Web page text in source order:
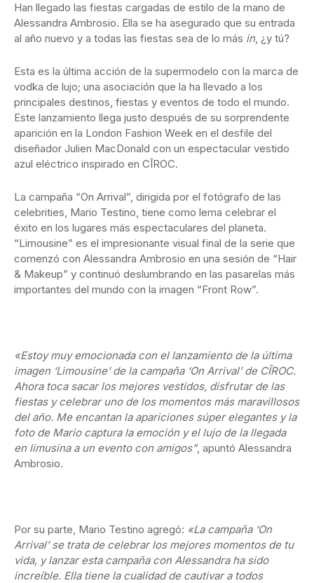
Han llegado las fiestas cargadas de estilo de la mano de
Alessandra Ambrosio. Ella se ha asegurado que su entrada
al año nuevo y a todas las fiestas sea de lo más in, ¿y tú?
Esta es la última acción de la supermodelo con la marca de
vodka de lujo; una asociación que la ha llevado a los
principales destinos, fiestas y eventos de todo el mundo.
Este lanzamiento llega justo después de su sorprendente
aparición en la London Fashion Week en el desfile del
diseñador Julien MacDonald con un espectacular vestido
azul eléctrico inspirado en CÎROC.
La campaña “On Arrival”, dirigida por el fotógrafo de las
celebrities, Mario Testino, tiene como lema celebrar el
éxito en los lugares más espectaculares del planeta.
“Limousine” es el impresionante visual final de la serie que
comenzó con Alessandra Ambrosio en una sesión de “Hair
& Makeup” y continuó deslumbrando en las pasarelas más
importantes del mundo con la imagen “Front Row”.
«Estoy muy emocionada con el lanzamiento de la última
imagen ‘Limousine’ de la campaña ‘On Arrival’ de CÎROC.
Ahora toca sacar los mejores vestidos, disfrutar de las
fiestas y celebrar uno de los momentos más maravillosos
del año. Me encantan la apariciones súper elegantes y la
foto de Mario captura la emoción y el lujo de la llegada
en limusina a un evento con amigos”, apuntó Alessandra
Ambrosio.
Por su parte, Mario Testino agregó: «La campaña ‘On
Arrival’ se trata de celebrar los mejores momentos de tu
vida, y lanzar esta campaña con Alessandra ha sido
increíble. Ella tiene la cualidad de cautivar a todos